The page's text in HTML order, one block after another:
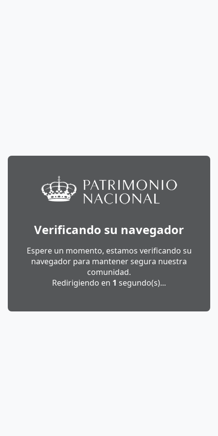
Verificando su navegador
Espere un momento, estamos verificando su
navegador para mantener segura nuestra
comunidad.
Redirigiendo en 1 segundo(s)...